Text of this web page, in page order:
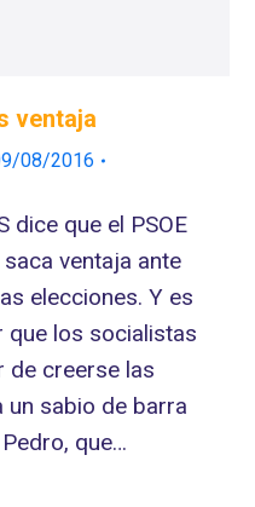
ventaja
08/2016
dice que el PSOE
ventaja ante
elecciones. Y es
que los socialistas
de creerse las
un sabio de barra
que…